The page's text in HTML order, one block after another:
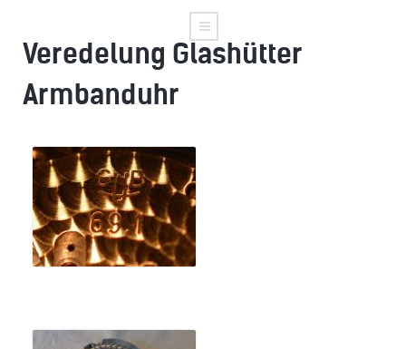
Veredelung Glashütter
Armbanduhr